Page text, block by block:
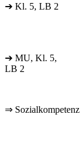
➔ Kl. 5, LB 2
➔ MU, Kl. 5,
LB 2
⇒ Sozialkompetenz